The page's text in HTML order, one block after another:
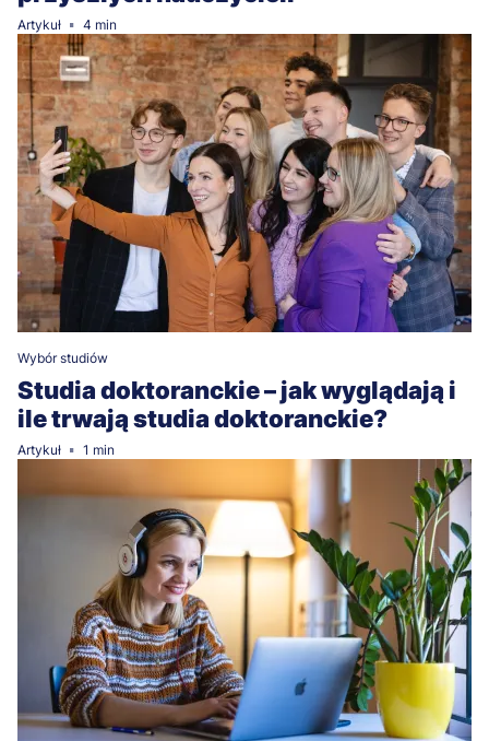
Artykuł 4 min
Wybór studiów
Studia doktoranckie – jak wyglądają i
ile trwają studia doktoranckie?
Artykuł 1 min